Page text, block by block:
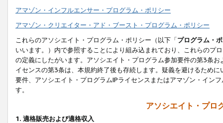
アマゾン・インフルエンサー・プログラム・ポリシー
アマゾン・クリエイター・アド・ブースト・プログラム・ポリシー
これらのアソシエイト・プログラム・ポリシー（以下「プログラム・
いいます。）内で参照することにより組み込まれており、これらのプ
の定義にしたがいます。アソシエイト・プログラム参加要件の第3条
イセンスの第3条は、本規約終了後も存続します。疑義を避けるため
要件、アソシエイト・プログラムIPライセンスまたはアマゾン・イン
す。
アソシエイト・プロ
1. 適格販売および適格収入